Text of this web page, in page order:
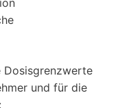
Dosisgrenzwerte
und für die